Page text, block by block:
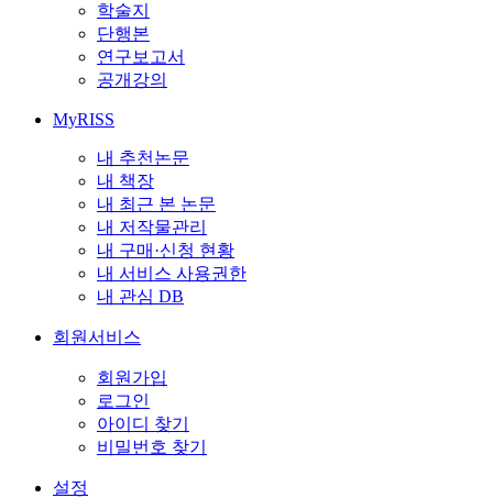
학술지
단행본
연구보고서
공개강의
MyRISS
내 추천논문
내 책장
내 최근 본 논문
내 저작물관리
내 구매·신청 현황
내 서비스 사용권한
내 관심 DB
회원서비스
회원가입
로그인
아이디 찾기
비밀번호 찾기
설정